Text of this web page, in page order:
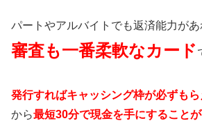
パートやアルバイトでも返済能力があ
審査も一番柔軟なカード
発行すればキャッシング枠が必ずもら
から最短30分で現金を手にすること